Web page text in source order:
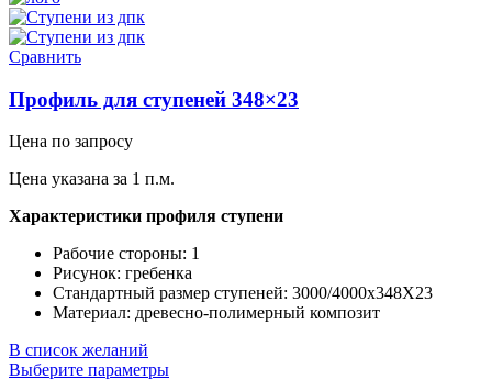
Сравнить
Профиль для ступеней 348×23
Цена по запросу
Цена указана за 1 п.м.
Характеристики профиля ступени
Рабочие стороны: 1
Рисунок: гребенка
Стандартный размер ступеней: 3000/4000x348X23
Материал: древесно-полимерный композит
В список желаний
Выберите параметры